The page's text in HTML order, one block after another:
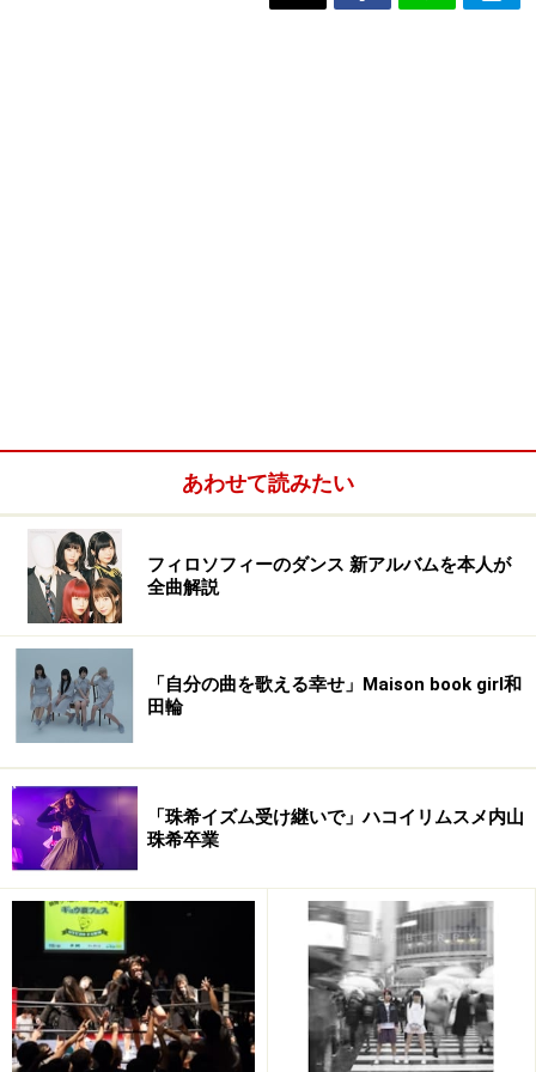
あわせて読みたい
フィロソフィーのダンス 新アルバムを本人が
全曲解説
「自分の曲を歌える幸せ」Maison book girl和
田輪
「珠希イズム受け継いで」ハコイリムスメ内山
珠希卒業